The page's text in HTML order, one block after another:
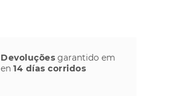
Devoluções garantido em
en 14 días corridos